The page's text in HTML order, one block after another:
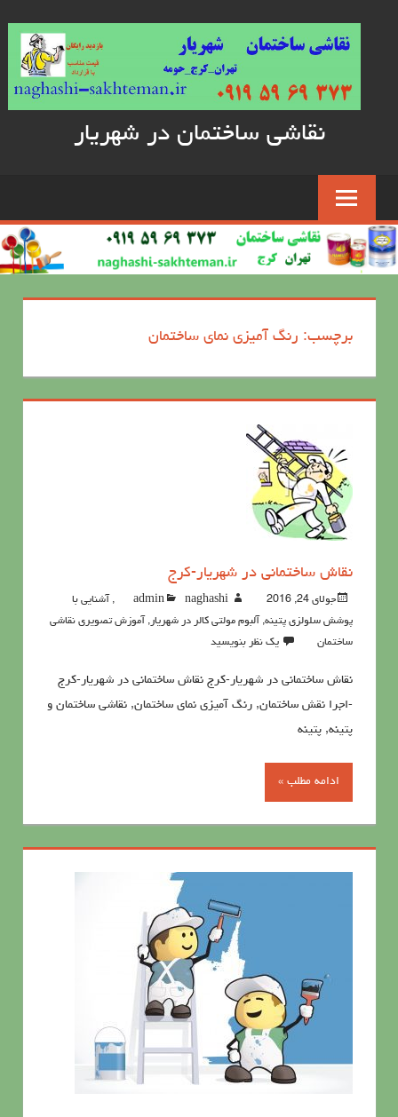
نقاشی ساختمان در شهریار
برچسب: رنگ آمیزی نمای ساختمان
نقاش ساختمانی در شهریار-کرج
جولای 24, 2016 admin naghashi
, آشنايي با
پوشش سلولزي پتينه, آلبوم مولتی کالر در شهریار, آموزش تصویری نقاشی
ساختمان
یک نظر بنویسید
نقاش ساختمانی در شهریار-کرج نقاش ساختمانی در شهریار-کرج
-اجرا نقش ساختمان, رنگ آمیزی نمای ساختمان, نقاشی ساختمان و
پتینه, پتینه
ادامه مطلب »